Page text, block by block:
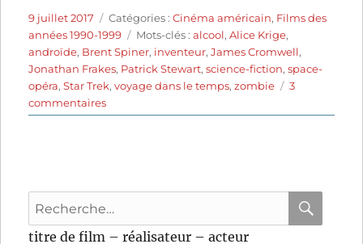
Publié
le
9 juillet 2017 Catégories
Catégories :Cinéma américain, Films des
années 1990-1999
Étiquettes
Mots-clés :alcool,Alice Krige,
androïde, Brent Spiner, inventeur,James Cromwell,
Jonathan Frakes, Patrick Stewart,science-fiction,space-
opéra,Star Trek,voyage dans le temps,zombie
3
commentairessur
Star
Frakes
Recherche
pour
titre de film – réalisateur – acteur